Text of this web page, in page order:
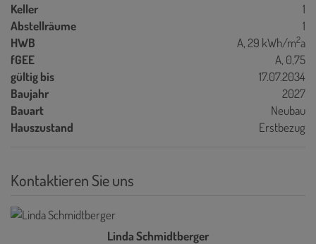
Keller
1
Abstellräume
1
HWB
A, 29 kWh/m2a
fGEE
A, 0,75
gültig bis
17.07.2034
Baujahr
2027
Bauart
Neubau
Hauszustand
Erstbezug
Kontaktieren Sie uns
Linda Schmidtberger